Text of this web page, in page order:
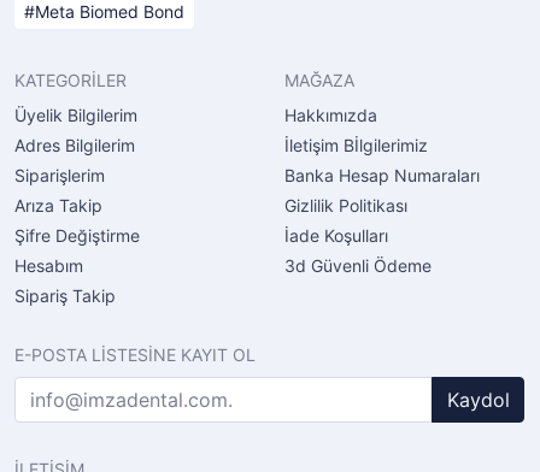
Meta Biomed Bond
KATEGORİLER
Üyelik Bilgilerim
Adres Bilgilerim
Siparişlerim
Arıza Takip
Şifre Değiştirme
Hesabım
Sipariş Takip
MAĞAZA
Hakkımızda
İletişim Bİlgilerimiz
Banka Hesap Numaraları
Gizlilik Politikası
İade Koşulları
3d Güvenli Ödeme
E-POSTA LİSTESİNE KAYIT OL
Kaydol